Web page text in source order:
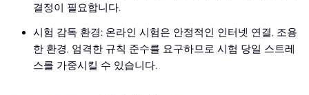
결정이 필요합니다.
시험 감독 환경: 온라인 시험은 안정적인 인터넷 연결, 조용
한 환경, 엄격한 규칙 준수를 요구하므로 시험 당일 스트레
스를 가중시킬 수 있습니다.